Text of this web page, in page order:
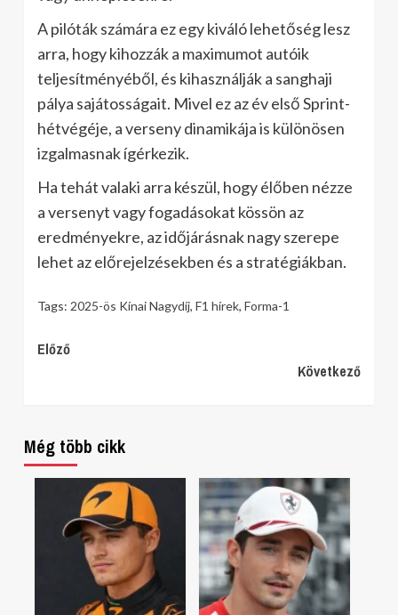
A pilóták számára ez egy kiváló lehetőség lesz
arra, hogy kihozzák a maximumot autóik
teljesítményéből, és kihasználják a sanghaji
pálya sajátosságait. Mivel ez az év első Sprint-
hétvégéje, a verseny dinamikája is különösen
izgalmasnak ígérkezik.
Ha tehát valaki arra készül, hogy élőben nézze
a versenyt vagy fogadásokat kössön az
eredményekre, az időjárásnak nagy szerepe
lehet az előrejelzésekben és a stratégiákban.
Tags: 2025-ös Kínai Nagydíj, F1 hírek, Forma-1
Continue
Előző
Következő
Még több cikk